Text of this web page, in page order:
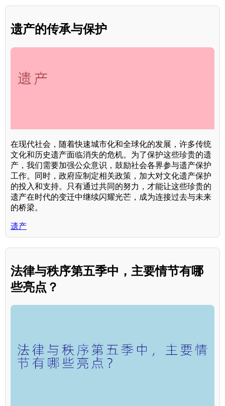
遗产的传承与保护
在现代社会，随着快速城市化和全球化的发展，许多传统
文化和历史遗产面临消失的危机。为了保护这些珍贵的遗
产，我们需要加强公众意识，鼓励社会各界参与遗产保护
工作。同时，政府应制定相关政策，加大对文化遗产保护
的投入和支持。只有通过共同的努力，才能让这些珍贵的
遗产在时代的变迁中继续闪耀光芒，成为连接过去与未来
的桥梁。
遗产
法律与秩序第五季中，主要情节有哪
些亮点？